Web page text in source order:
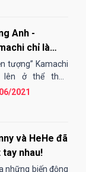
Anh -
chỉ là
ông vua khi
giao hữu?
tượng” Kamachi
lên ở thể thức
R sau khi đánh
2021
và HeHe đã
tay nhau!
những biến động